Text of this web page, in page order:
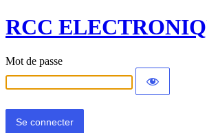
RCC
Mot de passe